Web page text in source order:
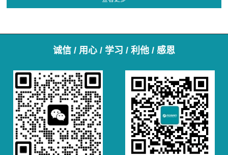
诚信 / 用心 / 学习 / 利他 / 感恩